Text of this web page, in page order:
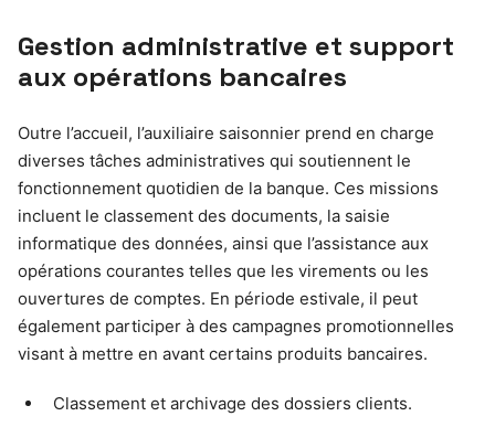
Gestion administrative et support
aux opérations bancaires
Outre l’accueil, l’auxiliaire saisonnier prend en charge
diverses tâches administratives qui soutiennent le
fonctionnement quotidien de la banque. Ces missions
incluent le classement des documents, la saisie
informatique des données, ainsi que l’assistance aux
opérations courantes telles que les virements ou les
ouvertures de comptes. En période estivale, il peut
également participer à des campagnes promotionnelles
visant à mettre en avant certains produits bancaires.
Classement et archivage des dossiers clients.